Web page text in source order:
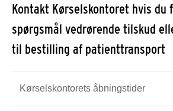
Kontakt Kørselskontoret hvis du
spørgsmål vedrørende tilskud
til bestilling af patienttransport
Kørselskontorets åbningstider